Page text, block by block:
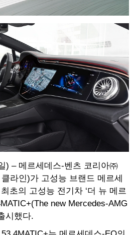
) – 메르세데스-벤츠 코리아㈜
라인)가 고성능 브랜드 메르세
초의 고성능 전기차 ‘더 뉴 메르
new Mercedes-AMG
시했다.